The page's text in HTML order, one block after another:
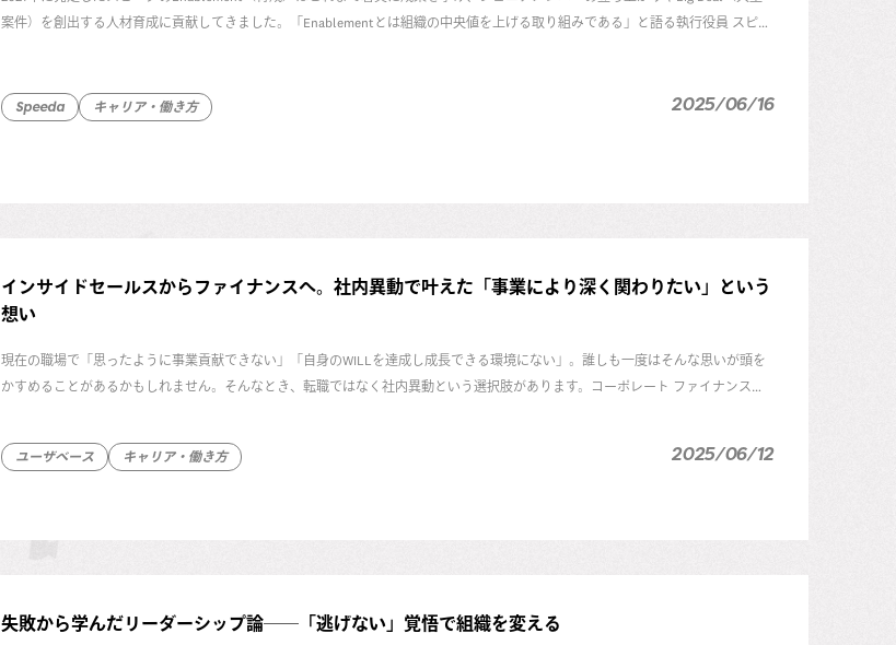
案件）を創出する人材育成に貢献してきました。「Enablementとは組織の中央値を上げる取り組みである」と語る執行役員 スピー
Speeda キャリア・働き方 2025/06/16
インサイドセールスからファイナンスへ。社内異動で叶えた「事業により深く関わりたい」という
想い
現在の職場で「思ったように事業貢献できない」「自身のWILLを達成し成長できる環境にない」。誰しも一度はそんな思いが頭を
かすめることがあるかもしれません。そんなとき、転職ではなく社内異動という選択肢があります。コーポレート ファイナンス部
ました。
ユーザベース キャリア・働き方 2025/06/12
失敗から学んだリーダーシップ論──「逃げない」覚悟で組織を変える